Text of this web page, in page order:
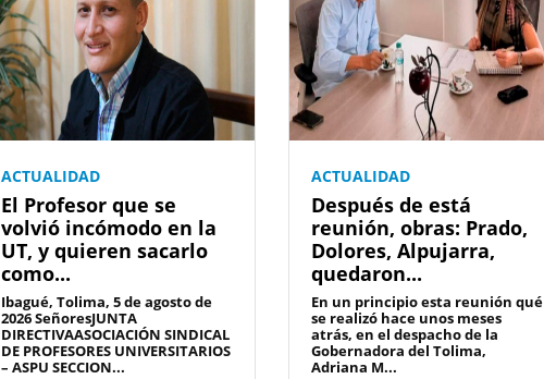
ACTUALIDAD
El Profesor que se
volvió incómodo en la
UT, y quieren sacarlo
como...
Ibagué, Tolima, 5 de agosto de
2026 SeñoresJUNTA
DIRECTIVAASOCIACIÓN SINDICAL
DE PROFESORES UNIVERSITARIOS
– ASPU SECCION...
ACTUALIDAD
Después de está
reunión, obras: Prado,
Dolores, Alpujarra,
quedaron...
En un principio esta reunión qué
se realizó hace unos meses
atrás, en el despacho de la
Gobernadora del Tolima,
Adriana M...